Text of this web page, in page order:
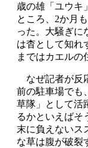
歳の雄「ユウキ
ところ、2か月
った。大騒ぎに
は杳として知れ
まではカエルの
なぜ記者が反
前の駐車場でも
草隊」として活
るかといえばそ
末に負えないス
な草は腹が破裂